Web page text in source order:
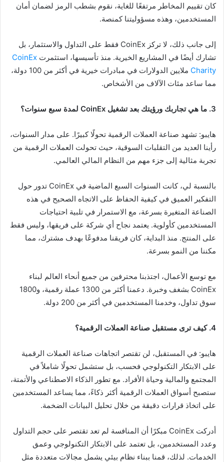
كان تقييم المخاطر مرتفعًا للغاية، نقوم بشطب الرمز لضمان أمان
المستخدمين، وهذه مسؤوليتنا كمنصة.
إلى جانب ذلك، لا تركز CoinEx فقط على التداول والاستثمار، بل
تشارك أيضًا في المشاريع الخيرية. منذ تأسيسها، استثمرت CoinEx
Charity
ملايين الدولارات في مبادرات خيرية في أكثر من 100 دولة،
مما ساعد مئات الآلاف من الأشخاص.
3. ما هي تجاربك ورؤيتك بعد تشغيل CoinEx لمدة سبع سنوات؟
هايبو: تشهد صناعة العملات الرقمية تحولًا كبيرًا. على مدار السنوات،
رأينا العديد من التقلبات السوقية، حيث تحولت العملات الرقمية من
تجربة مثالية إلى جزء مهم من النظام المالي العالمي.
بالنسبة لي، كانت السنوات السبع الماضية في CoinEx تدور حول
التفكير العميق في كيفية الحفاظ على الاتجاه الصحيح في هذه
الصناعة المتغيرة بسرعة، مع الاستمرار في تلبية احتياجات
المستخدمين كأولوية. يعتمد نجاح أي شركة على فريقها، وليس فقط
على المنتج. منذ البداية، كان فريقنا مدفوعًا بهدف مشترك، مما
مكننا من النمو بسرعة.
مع توسع الأعمال، اجتذبنا محترفين من جميع أنحاء العالم لبناء
CoinEx بشغف وخبرة. دعمنا أكثر من 1300 عملة رقمية، و1800
سوق تداول، وخدمنا المستخدمين في أكثر من 200 دولة.
4. كيف ترى مستقبل صناعة العملات الرقمية؟
هايبو: في المستقبل، لن تقتصر اتجاهات صناعة العملات الرقمية
على الابتكار التكنولوجي فحسب، بل ستشمل تحولًا شاملاً في
المجتمع والمالية وحياة الأفراد. مع تطور الذكاء الاصطناعي والأتمتة،
ستصبح أسواق العملات الرقمية أكثر ذكاءً، مما يساعد المستخدمين
على اتخاذ قرارات دقيقة من خلال تحليل البيانات الضخمة.
أدركت CoinEx مبكرًا أن المنافسة لم تعد تقتصر على حجم التداول
وعدد المستخدمين، بل تعتمد على الابتكار التكنولوجي وعمق
الخدمات. لذلك، قمنا ببناء نظام بيئي يشمل مجالات متعددة مثل